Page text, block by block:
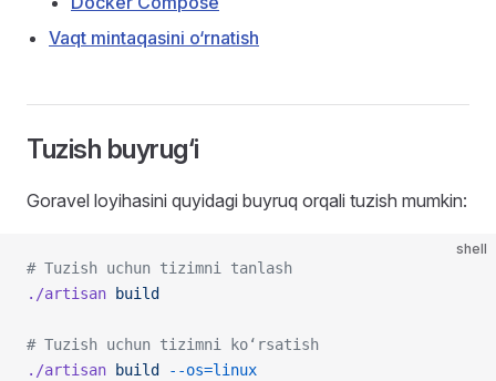
Vaqt mintaqasini o‘rnatish
Tuzish buyrug‘i
Goravel loyihasini quyidagi buyruq orqali tuzish mumkin:
shell
# Tuzish uchun tizimni tanlash
./artisan build
# Tuzish uchun tizimni ko‘rsatish
./artisan build
--os=linux